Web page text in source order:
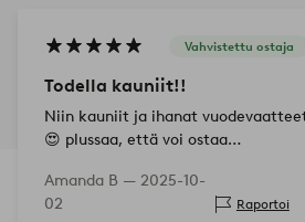
Vahvistettu ostaja
Todella kauniit!!
Niin kauniit ja ihanat
😍 plussaa, että voi ostaa
tyynynpäällisiä, jos on isompi lapsi,
joka haluaa tavallisen tyynyn 🩷
Amanda B — 2025-10-
02
Raportoi